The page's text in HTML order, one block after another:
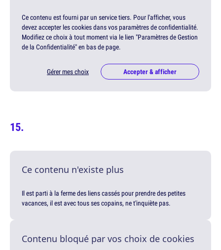
Ce contenu est fourni par un service tiers. Pour l'afficher, vous
devez accepter les cookies dans vos paramètres de confidentialité.
Modifiez ce choix à tout moment via le lien "Paramètres de Gestion
de la Confidentialité" en bas de page.
Gérer mes choix Accepter & afficher
Ce contenu n'existe plus
Il est parti à la ferme des liens cassés pour prendre des petites
vacances, il est avec tous ses copains, ne t'inquiète pas.
Contenu bloqué par vos choix de cookies